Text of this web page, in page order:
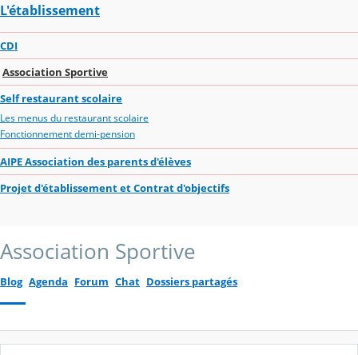
L'établissement
CDI
Association Sportive
Self restaurant scolaire
Les menus du restaurant scolaire
Fonctionnement demi-pension
AIPE Association des parents d'élèves
Projet d'établissement et Contrat d'objectifs
Association Sportive
Blog Agenda Forum Chat Dossiers partagés